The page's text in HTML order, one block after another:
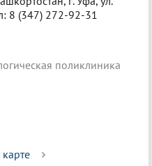
8 (347) 272-92-31
поликлиника